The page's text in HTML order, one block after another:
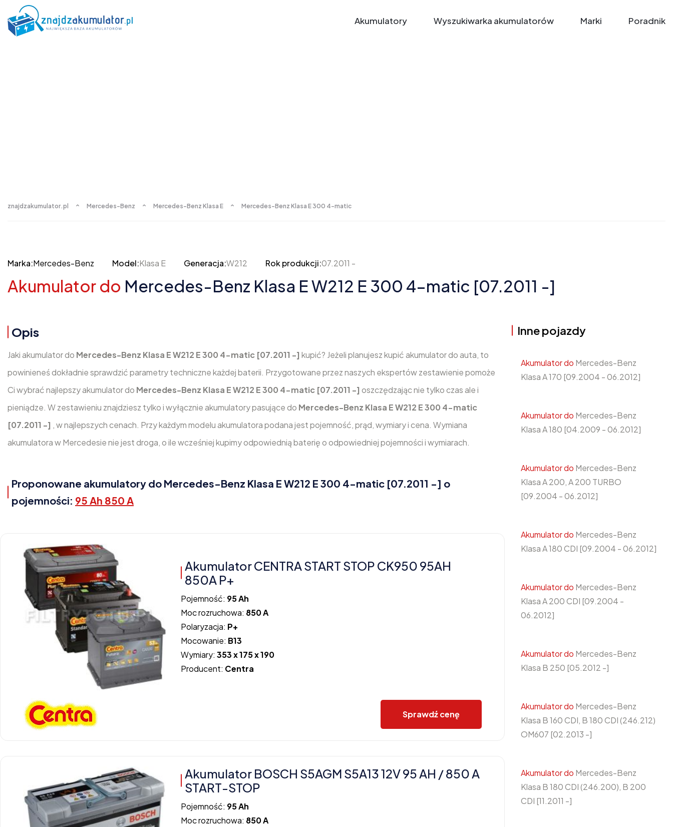
Akumulatory Wyszukiwarka akumulatorów Marki Poradnik
znajdzakumulator.pl Mercedes-Benz Mercedes-Benz Klasa E Mercedes-Benz Klasa E 300 4-matic
Marka:Mercedes-Benz Model:Klasa E Generacja:W212 Rok produkcji:07.2011 -
Akumulator do Mercedes-Benz Klasa E W212 E 300 4-matic [07.2011 -]
Opis
Jaki akumulator do Mercedes-Benz Klasa E W212 E 300 4-matic [07.2011 -] kupić? Jeżeli planujesz kupić akumulator do auta, to
powinieneś dokładnie sprawdzić parametry techniczne każdej baterii. Przygotowane przez naszych ekspertów zestawienie pomoże
Ci wybrać najlepszy akumulator do Mercedes-Benz Klasa E W212 E 300 4-matic [07.2011 -] oszczędzając nie tylko czas ale i
pieniądze. W zestawieniu znajdziesz tylko i wyłącznie akumulatory pasujące do Mercedes-Benz Klasa E W212 E 300 4-matic
[07.2011 -] , w najlepszych cenach. Przy każdym modelu akumulatora podana jest pojemność, prąd, wymiary i cena. Wymiana
akumulatora w Mercedesie nie jest droga, o ile wcześniej kupimy odpowiednią baterię o odpowiedniej pojemności i wymiarach.
Proponowane akumulatory do Mercedes-Benz Klasa E W212 E 300 4-matic [07.2011 -] o
pojemności: 95 Ah 850 A
Akumulator CENTRA START STOP CK950 95AH
850A P+
Pojemność: 95 Ah
Moc rozruchowa: 850 A
Polaryzacja: P+
Mocowanie: B13
Wymiary:353 x 175 x 190
Producent: Centra
Sprawdź cenę
Akumulator BOSCH S5AGM S5A13 12V 95 AH / 850 A
START-STOP
Pojemność: 95 Ah
Moc rozruchowa: 850 A
Inne pojazdy
Akumulator do Mercedes-Benz
Klasa A 170 [09.2004 - 06.2012]
Akumulator do Mercedes-Benz
Klasa A 180 [04.2009 - 06.2012]
Akumulator do Mercedes-Benz
Klasa A 200, A 200 TURBO
[09.2004 - 06.2012]
Akumulator do Mercedes-Benz
Klasa A 180 CDI [09.2004 - 06.2012]
Akumulator do Mercedes-Benz
Klasa A 200 CDI [09.2004 -
06.2012]
Akumulator do Mercedes-Benz
Klasa B 250 [05.2012 -]
Akumulator do Mercedes-Benz
Klasa B 160 CDI, B 180 CDI (246.212)
OM607 [02.2013 -]
Akumulator do Mercedes-Benz
Klasa B 180 CDI (246.200), B 200
CDI [11.2011 -]